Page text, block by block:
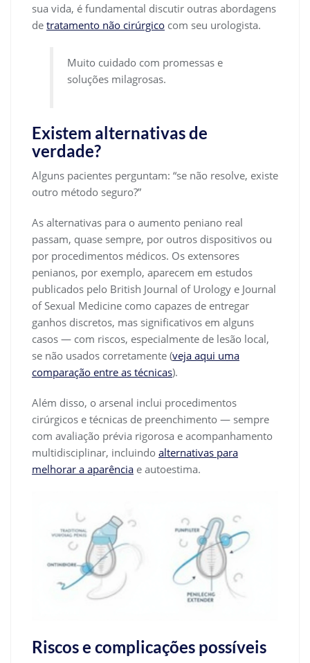
sua vida, é fundamental discutir outras abordagens
de tratamento não cirúrgico com seu urologista.
Muito cuidado com promessas e
soluções milagrosas.
Existem alternativas de
verdade?
Alguns pacientes perguntam: “se não resolve, existe
outro método seguro?”
As alternativas para o aumento peniano real
passam, quase sempre, por outros dispositivos ou
por procedimentos médicos. Os extensores
penianos, por exemplo, aparecem em estudos
publicados pelo British Journal of Urology e Journal
of Sexual Medicine como capazes de entregar
ganhos discretos, mas significativos em alguns
casos — com riscos, especialmente de lesão local,
se não usados corretamente (veja aqui uma
comparação entre as técnicas).
Além disso, o arsenal inclui procedimentos
cirúrgicos e técnicas de preenchimento — sempre
com avaliação prévia rigorosa e acompanhamento
multidisciplinar, incluindo alternativas para
melhorar a aparência e autoestima.
Riscos e complicações possíveis